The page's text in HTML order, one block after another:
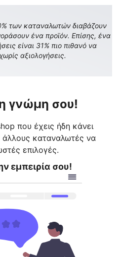
των καταναλωτών διαβάζουν
ένα προϊόν. Επίσης, ένα
είναι 31% πιο πιθανό να
αξιολογήσεις.
γνώμη σου!
που έχεις ήδη κάνει
άλλους καταναλωτές να
επιλογές.
εμπειρία σου!